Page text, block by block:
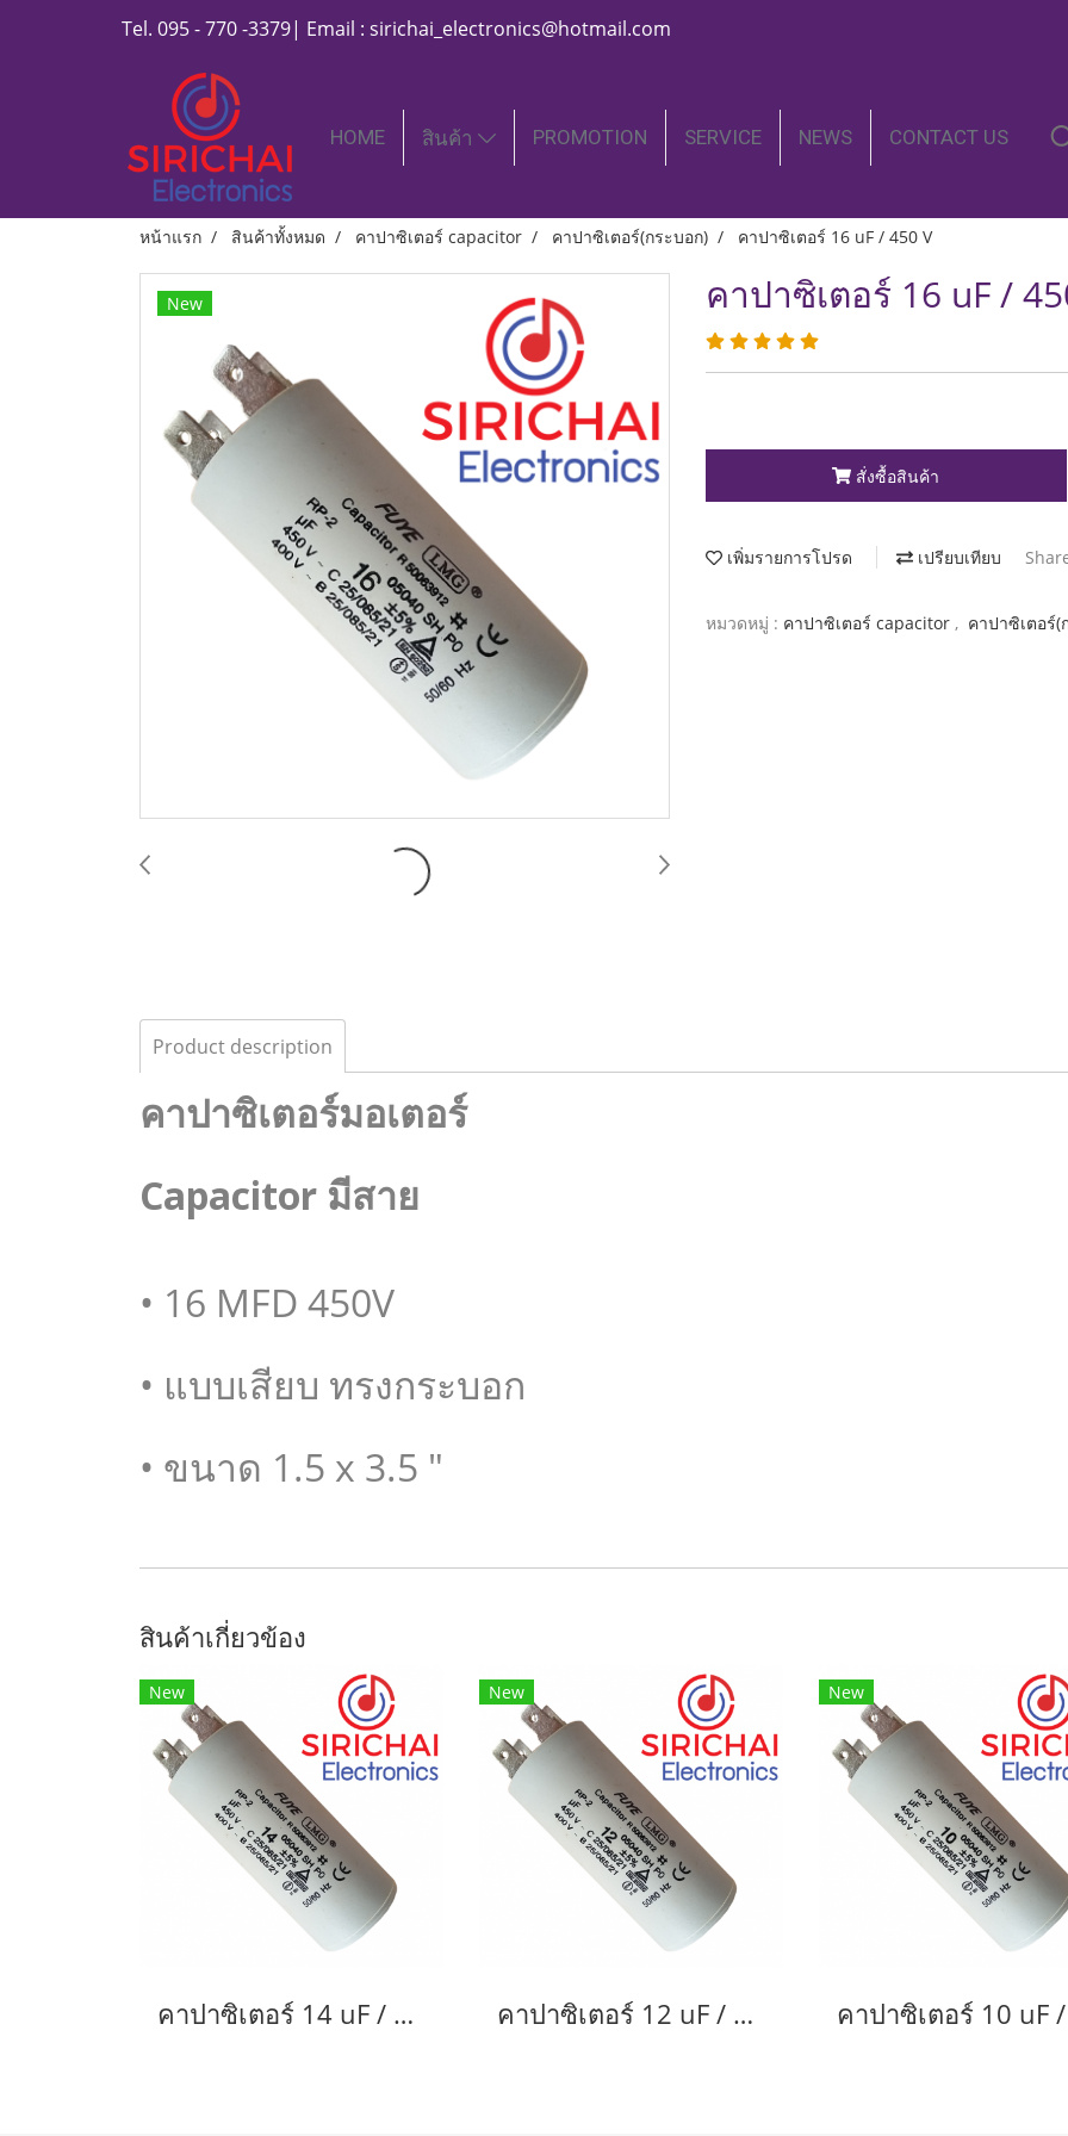
Tel. 095 - 770 -3379| Email : sirichai_electronics@hotmail.com
HOME สินค้า PROMOTION SERVICE NEWS CONTACT US
หน้าแรก สินค้าทั้งหมด คาปาซิเตอร์ capacitor คาปาซิเตอร์(กระบอก) คาปาซิเตอร์ 16 uF / 450 V
New คาปาซิเตอร์ 16 uF /
สั่งซื้อสินค้า
เพิ่มรายการโปรด เปรียบเทียบ
หมวดหมู่ : คาปาซิเตอร์ capacitor , คาปาซิเตอร์(
Product description
คาปาซิเตอร์มอเตอร์
Capacitor มีสาย
• 16 MFD 450V
• แบบเสียบ ทรงกระบอก
• ขนาด 1.5 x 3.5 "
สินค้าเกี่ยวข้อง
New
คาปาซิเตอร์ 14 uF / 450 V
New
คาปาซิเตอร์ 12 uF / 450 V
New